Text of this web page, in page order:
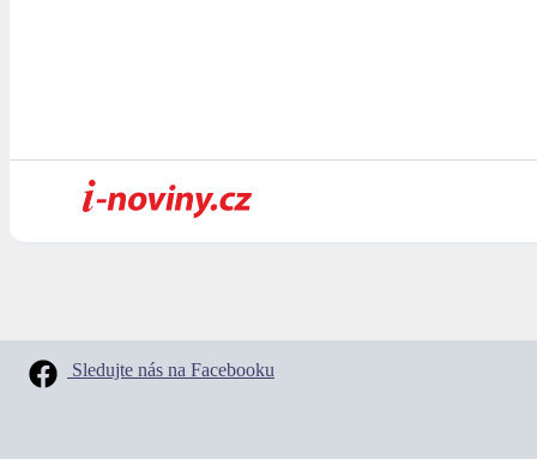
Sledujte nás na Facebooku